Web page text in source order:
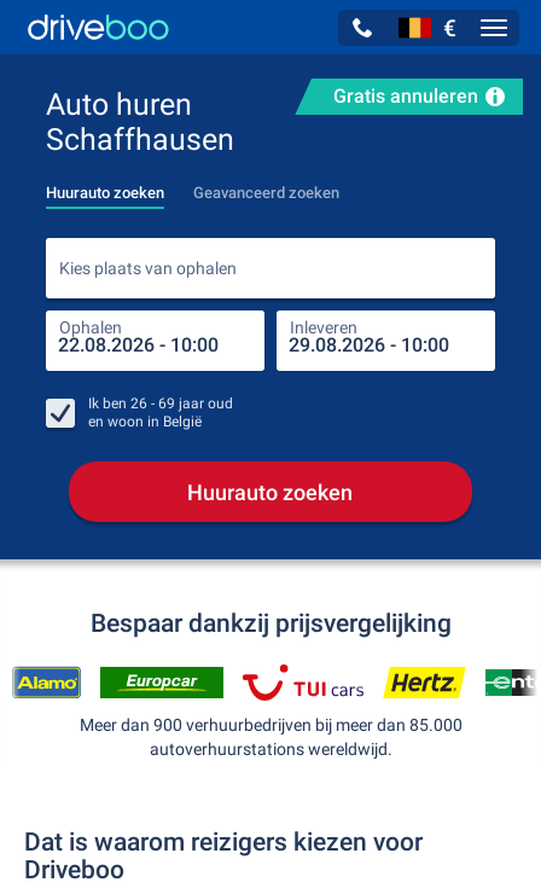
€
Gratis annuleren
Auto huren
Schaffhausen
Huurauto zoeken Geavanceerd zoeken
Kies plaats van ophalen
Ophalen Inleveren
Ik ben 26 - 69 jaar oud
en woon in België
Huurauto zoeken
Bespaar dankzij prijsvergelijking
Meer dan 900 verhuurbedrijven bij meer dan 85.000
autoverhuurstations wereldwijd.
Dat is waarom reizigers kiezen voor
Driveboo